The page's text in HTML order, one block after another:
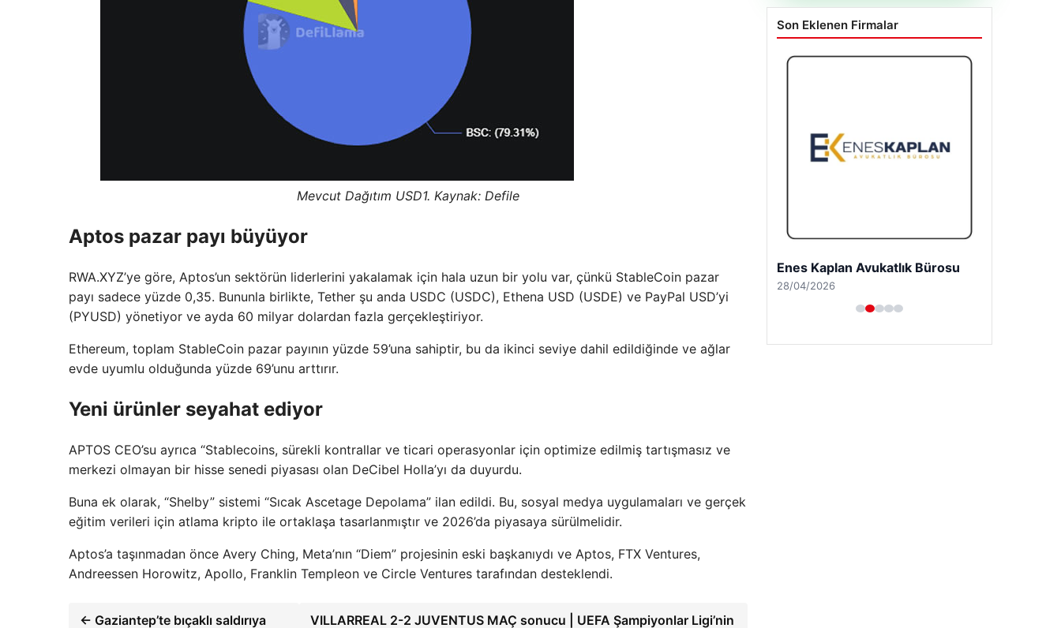
Mevcut Dağıtım USD1. Kaynak: Defile
Aptos pazar payı büyüyor
RWA.XYZ’ye göre, Aptos’un sektörün liderlerini yakalamak için hala uzun bir yolu var, çünkü StableCoin pazar
payı sadece yüzde 0,35. Bununla birlikte, Tether şu anda USDC (USDC), Ethena USD (USDE) ve PayPal USD’yi
(PYUSD) yönetiyor ve ayda 60 milyar dolardan fazla gerçekleştiriyor.
Ethereum, toplam StableCoin pazar payının yüzde 59’una sahiptir, bu da ikinci seviye dahil edildiğinde ve ağlar
evde uyumlu olduğunda yüzde 69’unu arttırır.
Yeni ürünler seyahat ediyor
APTOS CEO’su ayrıca “Stablecoins, sürekli kontrallar ve ticari operasyonlar için optimize edilmiş tartışmasız ve
merkezi olmayan bir hisse senedi piyasası olan DeCibel Holla’yı da duyurdu.
Buna ek olarak, “Shelby” sistemi “Sıcak Ascetage Depolama” ilan edildi. Bu, sosyal medya uygulamaları ve gerçek
eğitim verileri için atlama kripto ile ortaklaşa tasarlanmıştır ve 2026’da piyasaya sürülmelidir.
Aptos’a taşınmadan önce Avery Ching, Meta’nın “Diem” projesinin eski başkanıydı ve Aptos, FTX Ventures,
Andreessen Horowitz, Apollo, Franklin Templeon ve Circle Ventures tarafından desteklendi.
← Gaziantep’te bıçaklı saldırıya
VILLARREAL 2-2 JUVENTUS MAÇ sonucu | UEFA Şampiyonlar Ligi’nin
Son Eklenen Firmalar
Enes Kaplan Avukatlık Bürosu
28/04/2026